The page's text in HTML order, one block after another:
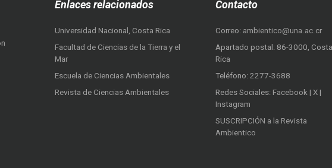
Enlaces relacionados
Universidad Nacional, Costa Rica
Facultad de Ciencias de la Tierra y el
Mar
Escuela de Ciencias Ambientales
Revista de Ciencias Ambientales
Contacto
Correo: ambientico@una.ac.cr
Apartado postal: 86-3000, Costa
Rica
Teléfono: 2277-3688
Redes Sociales: Facebook | X |
Instagram
SUSCRIPCIÓN a la Revista
Ambientico